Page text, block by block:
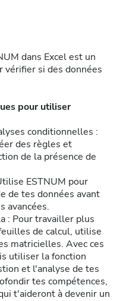
dans Excel est un
si des données
pour utiliser
conditionnelles :
des règles et
de la présence de
ESTNUM pour
de tes données avant
avancées.
: Pour travailler plus
de calcul, utilise
matricielles. Avec ces
utiliser la fonction
et l'analyse de tes
tes compétences,
t'aideront à devenir un